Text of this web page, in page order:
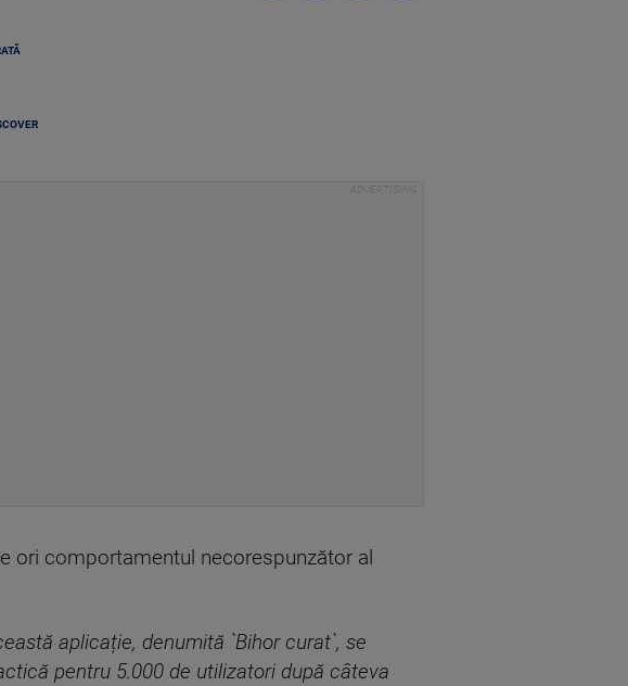
ori comportamentul necorespunzător al
aplicație, denumită `Bihor curat`, se
pentru 5.000 de utilizatori după câteva